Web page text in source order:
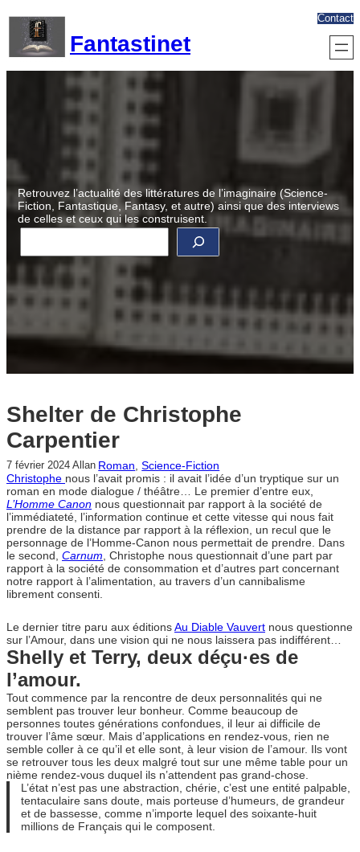
contenu
Fantastinet
Contact
Retrouvez l’actualité des littératures de l’imaginaire (Science-
Fiction, Fantastique, Fantasy, et autre) ainsi que des interviews
de celles et ceux qui les construisent.
R
c
e
e
Shelter de Christophe
Carpentier
7 février 2024 Allan Roman, Science-Fiction
Christophe nous l’avait promis : il avait l’idée d’un tryptique sur un
roman en mode dialogue / théâtre… Le premier d’entre eux,
L’Homme Canon nous questionnait par rapport à la société de
l’immédiateté, l’information continue et cette vitesse qui nous fait
prendre de la distance par rapport à la réflexion, un recul que le
personnage de l’Homme-Canon nous permettait de prendre. Dans
le second, Carnum, Christophe nous questionnait d’une part par
rapport à la société de consommation et d’autres part concernant
notre rapport à l’alimentation, au travers d’un cannibalisme
librement consenti.
Le dernier titre paru aux éditionsAu Diable Vauvert nous questionne
sur l’Amour, dans une vision qui ne nous laissera pas indifférent…
Shelly et Terry, deux déçu·es de
l’amour.
Tout commence par la rencontre de deux personnalités qui ne
semblent pas trouver leur bonheur. Comme beaucoup de
personnes toutes générations confondues, il leur ai difficile de
trouver l’âme sœur. Mais d’applications en rendez-vous, rien ne
semble coller à ce qu’il et elle sont, à leur vision de l’amour. Ils vont
se retrouver tous les deux malgré tout sur une même table pour un
nième rendez-vous duquel ils n’attendent pas grand-chose.
L’état n’est pas une abstraction, chérie, c’est une entité palpable,
tentaculaire sans doute, mais porteuse d’humeurs, de grandeur
et de bassesse, comme n’importe lequel des soixante-huit
millions de Français qui le composent.